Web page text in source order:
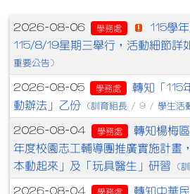
文章列表
2026-08-06 學務處
115學
115/8/19星期三舉行，活動細節詳
重要公告 )
2026-08-05 學務處
轉知「115
動辦法」乙份
(訓育組長 / 9 / 學生活
2026-08-04 學務處
轉知楊梅
年度校園志工輔導團推廣實施計畫
本動起來」及「玩具醫生」研習
(
2026-08-04 學務處
轉知中華